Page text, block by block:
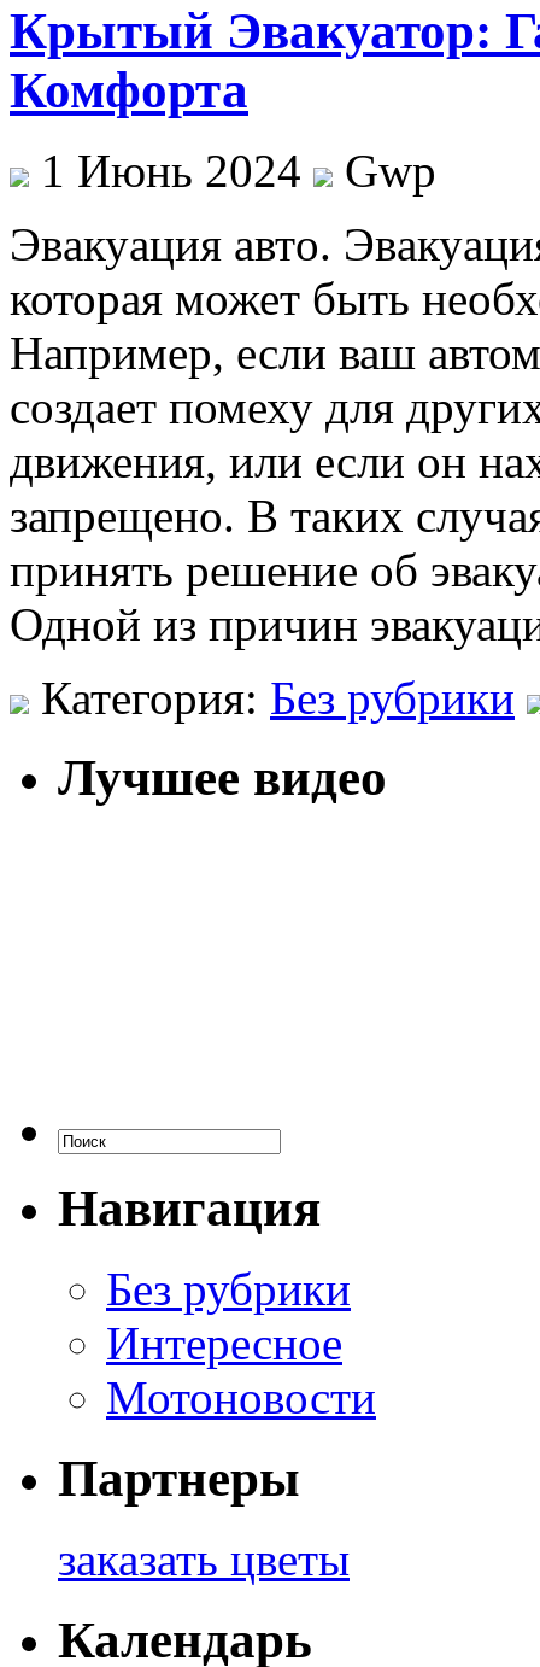
Крытый Эвакуатор:
Комфорта
1 Июнь 2024
Gwp
Эвaкуaция aвтo.
которая может быть
Например, если ваш
создает помеху для
движения, или если он
запрещено. В таких
принять решение об
Одной из причин
Категория: Без рубрики
Лучшее видео
Навигация
Без рубрики
Интересное
Мотоновости
Партнеры
заказать цветы
Календарь